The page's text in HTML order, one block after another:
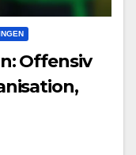
Offensiv